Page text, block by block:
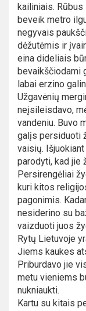
kailiniais.
beveik metro
negyvais
dėžutėmis ir
eina dideliais
bevaikščiodami
labai erzino
Užgavėnių
neįsileisdavo,
vandeniu. Buvo
galįs persiduoti
vaisių.
parodyti, kad jie
Persirengėliai
kuri kitos
pagonimis.
nesiderino su
vaizduoti juos
Rytų Lietuvoje
Jiems kaukes
Priburdavo jie
metu vieniems
nukniaukti.
Kartu su kitais